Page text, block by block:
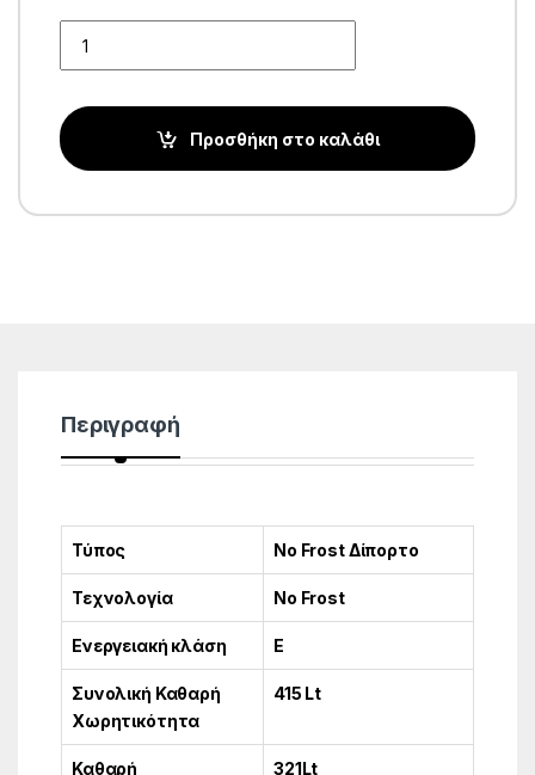
Προσθήκη στο καλάθι
Περιγραφή
Τύπος No Frost Δίπορτο
Τεχνολογία No Frost
Ενεργειακή κλάση E
Συνολική Καθαρή
Χωρητικότητα
415 Lt
Καθαρή 321Lt